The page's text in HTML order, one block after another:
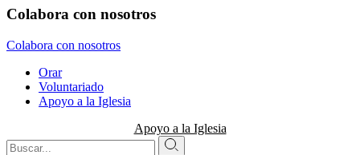
Colabora con nosotros
Colabora con nosotros
Orar
Voluntariado
Apoyo a la Iglesia
Apoyo a la Iglesia